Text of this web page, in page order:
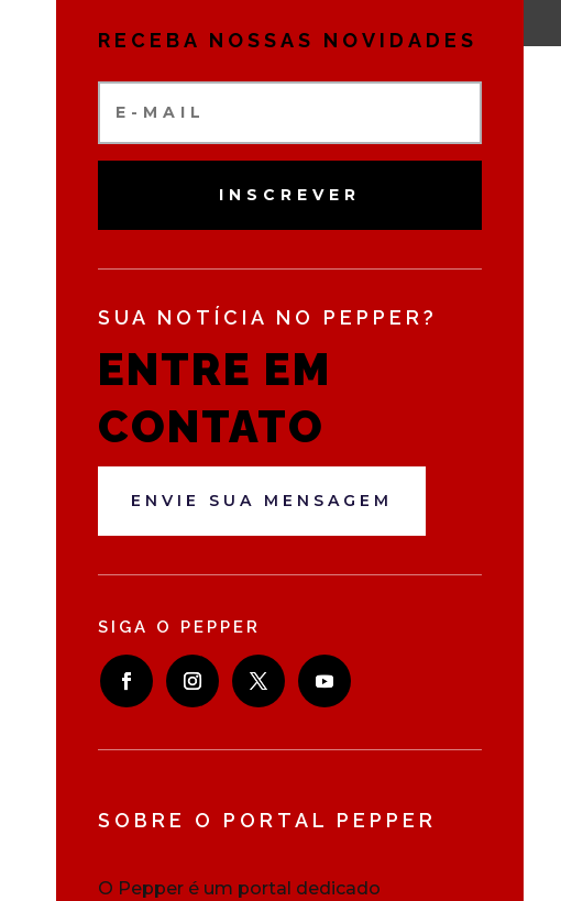
RECEBA NOSSAS NOVIDADES
INSCREVER
SUA NOTÍCIA NO PEPPER?
ENTRE EM
CONTATO
ENVIE SUA MENSAGEM
SIGA O PEPPER
SOBRE O PORTAL PEPPER
O Pepper é um portal dedicado